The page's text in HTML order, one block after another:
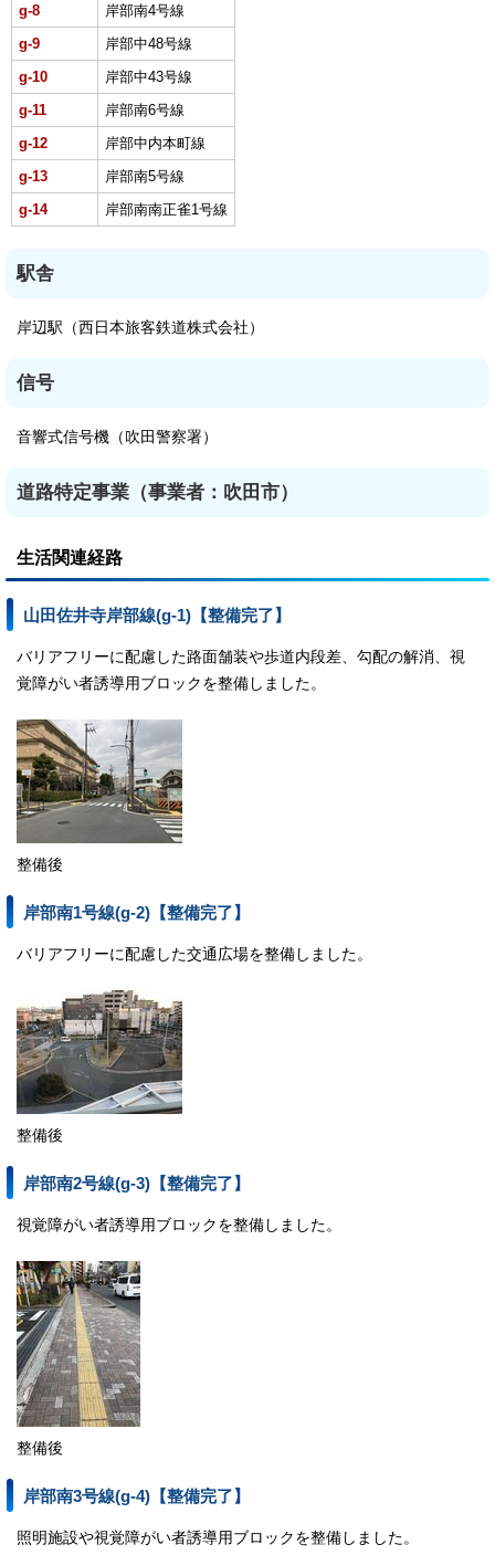
g-8
岸部南4号線
g-9
岸部中48号線
g-10
岸部中43号線
g-11
岸部南6号線
g-12
岸部中内本町線
g-13
岸部南5号線
g-14
岸部南南正雀1号線
駅舎
岸辺駅（西日本旅客鉄道株式会社）
信号
音響式信号機（吹田警察署）
道路特定事業（事業者：吹田市）
生活関連経路
山田佐井寺岸部線(g-1)【整備完了】
バリアフリーに配慮した路面舗装や歩道内段差、勾配の解消、視
覚障がい者誘導用ブロックを整備しました。
整備後
岸部南1号線(g-2)【整備完了】
バリアフリーに配慮した交通広場を整備しました。
整備後
岸部南2号線(g-3)【整備完了】
視覚障がい者誘導用ブロックを整備しました。
整備後
岸部南3号線(g-4)【整備完了】
照明施設や視覚障がい者誘導用ブロックを整備しました。